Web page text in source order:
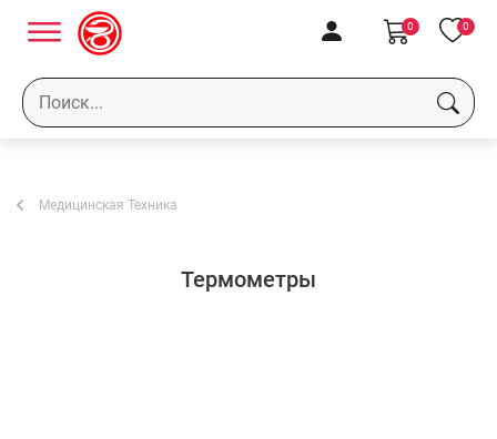
0
0
Медицинская Техника
Термометры